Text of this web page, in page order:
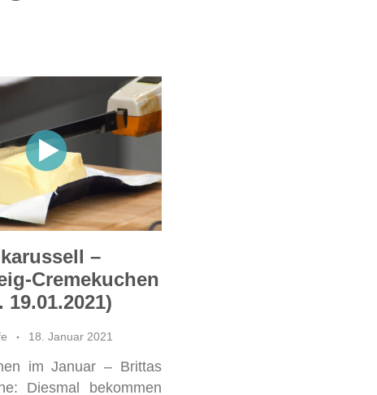
–
Cremekuchen
19.01.2021)
18. Januar 2021
im Januar – Brittas
Diesmal bekommen